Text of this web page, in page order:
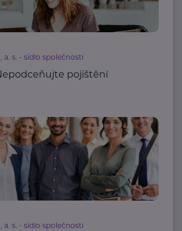
a. s. - sídlo společnosti
pojištění
a. s. - sídlo společnosti